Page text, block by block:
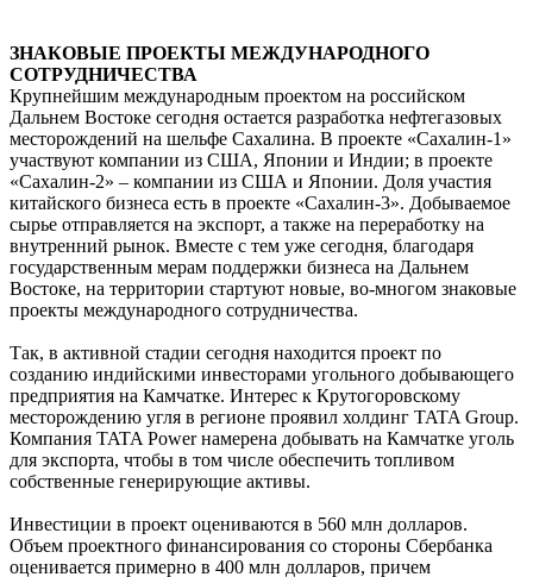
ЗНАКОВЫЕ ПРОЕКТЫ МЕЖДУНАРОДНОГО
СОТРУДНИЧЕСТВА
Крупнейшим международным проектом на российском
Дальнем Востоке сегодня остается разработка нефтегазовых
месторождений на шельфе Сахалина. В проекте «Сахалин-1»
участвуют компании из США, Японии и Индии; в проекте
«Сахалин-2» – компании из США и Японии. Доля участия
китайского бизнеса есть в проекте «Сахалин-3». Добываемое
сырье отправляется на экспорт, а также на переработку на
внутренний рынок. Вместе с тем уже сегодня, благодаря
государственным мерам поддержки бизнеса на Дальнем
Востоке, на территории стартуют новые, во-многом знаковые
проекты международного сотрудничества.
Так, в активной стадии сегодня находится проект по
созданию индийскими инвесторами угольного добывающего
предприятия на Камчатке. Интерес к Крутогоровскому
месторождению угля в регионе проявил холдинг TATA Group.
Компания TATA Power намерена добывать на Камчатке уголь
для экспорта, чтобы в том числе обеспечить топливом
собственные генерирующие активы.
Инвестиции в проект оцениваются в 560 млн долларов.
Объем проектного финансирования со стороны Сбербанка
оценивается примерно в 400 млн долларов, причем